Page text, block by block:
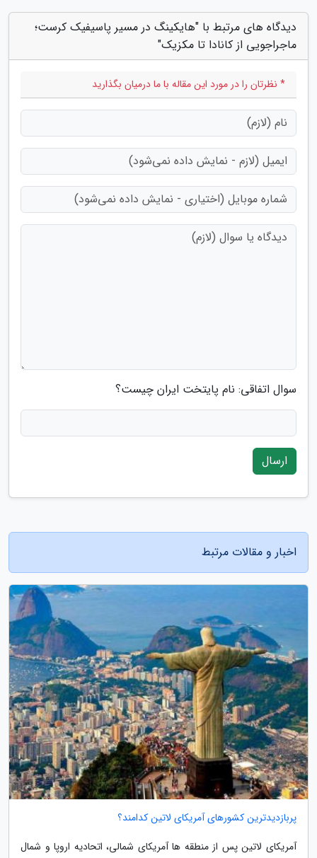
دیدگاه های مرتبط با "هایکینگ در مسیر پاسیفیک کرست؛
ماجراجویی از کانادا تا مکزیک"
* نظرتان را در مورد این مقاله با ما درمیان بگذارید
سوال اتفاقی: نام پایتخت ایران چیست؟
ارسال
اخبار و مقالات مرتبط
پربازدیدترین کشورهای آمریکای لاتین کدامند؟
آمریکای لاتین پس از منطقه ها آمریکای شمالی، اتحادیه اروپا و شمال